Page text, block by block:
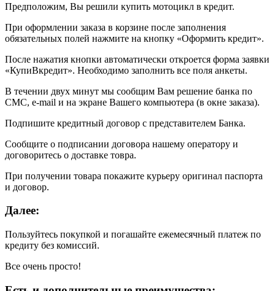
Предположим, Вы решили купить мотоцикл в кредит.
При оформлении заказа в корзине после заполнения
обязательных полей нажмите на кнопку «Оформить кредит».
После нажатия кнопки автоматически откроется форма заявки
«КупиВкредит». Необходимо заполнить все поля анкеты.
В течении двух минут мы сообщим Вам решение банка по
СМС, e-mail и на экране Вашего компьютера (в окне заказа).
Подпишите кредитный договор с представителем Банка.
Сообщите о подписании договора нашему оператору и
договоритесь о доставке товра.
При получении товара покажите курьеру оригинал паспорта
и договор.
Далее:
Пользуйтесь покупкой и погашайте ежемесячный платеж по
кредиту без комиссий.
Все очень просто!